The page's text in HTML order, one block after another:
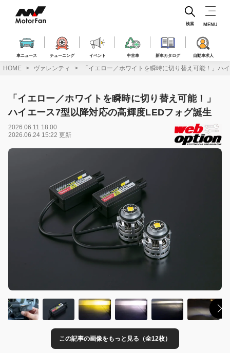
ス
車ニュース チューニング イベント 中古車 新車カタログ 自動車求人
検索 MENU
HOME ヴァレンティ 「イエロー／ホワイトを瞬時に切り替え可能！」ハ
「イエロー／ホワイトを瞬時に切り替え可能！」
ハイエース7型以降対応の高輝度LEDフォグ誕生
2026.06.11 18:00
2026.06.24 15:22 更新
この記事の画像をもっと見る（全12枚）